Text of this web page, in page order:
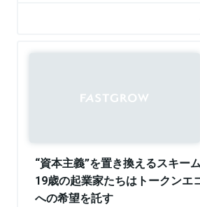
“資本主義”を置き換えるスキー
19歳の起業家たちはトークンエ
への希望を託す